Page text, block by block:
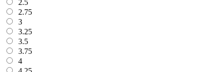
2.5
2.75
3
3.25
3.5
3.75
4